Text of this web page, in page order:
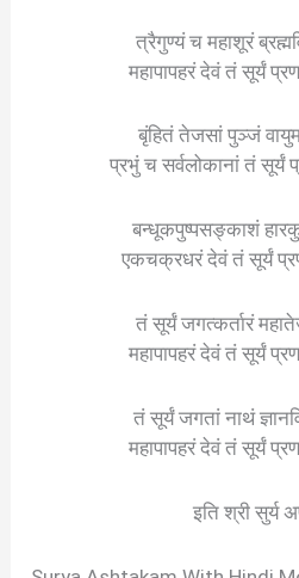
त्रैगुण्यं च महाशूरं
महापापहरं देवं तं सूर्यं
बृंहितं तेजसां पुञ्जं
प्रभुं च सर्वलोकानां तं सूर्यं
बन्धूकपुष्पसङ्काशं
एकचक्रधरं देवं तं सूर्यं
तं सूर्यं जगत्कर्तारं
महापापहरं देवं तं सूर्यं
तं सूर्यं जगतां नाथं
महापापहरं देवं तं सूर्यं
इति श्री सुर्य